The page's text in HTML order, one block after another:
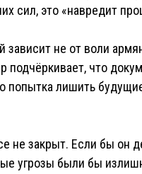
сил, это «навредит
не от воли
подчёркивает, что
попытка лишить
не закрыт. Если бы он
угрозы были бы